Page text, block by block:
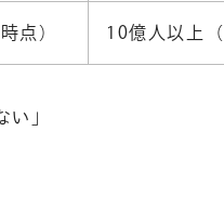
点） 10億人以上（
い」